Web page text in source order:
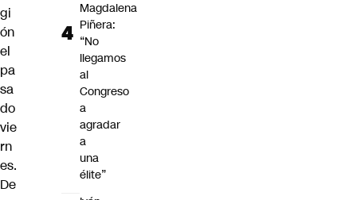
gi
ón
el
pa
sa
do
vie
rn
es.
De
Magdalena
Piñera:
“No
llegamos
al
Congreso
a
agradar
a
una
élite”